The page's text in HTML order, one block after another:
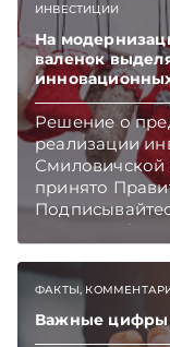
ИНВЕСТИЦИИ
На
валенок
Решение о
реализации
Смиловичской
принято
Главное об
ФАКТЫ,
Важные цифры